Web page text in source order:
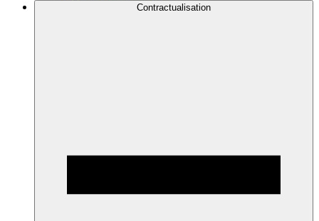
Contractualisation